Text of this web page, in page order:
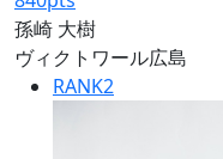
孫崎 大樹
ヴィクトワール広島
RANK2